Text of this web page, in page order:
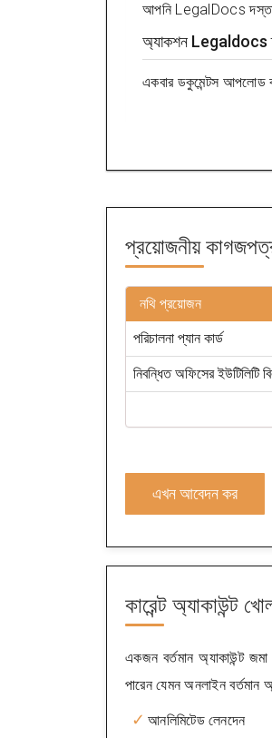
আপনি LegalDocs
অ্যাকশন Legaldocs
একবার ডকুমেন্টস আপলোড
প্রয়োজনীয়
নথি প্রয়োজন
পরিচালনা প্যান কার্ড
নিবন্ধিত অফিসের ইউটিলিটি
এখন আবেদন কর
কারেন্ট অ্যাকাউন্ট
একজন বর্তমান অ্যাকাউন্ট
পারেন যেমন অনলাইন বর্তমান
আনলিমিটেড লেনদেন